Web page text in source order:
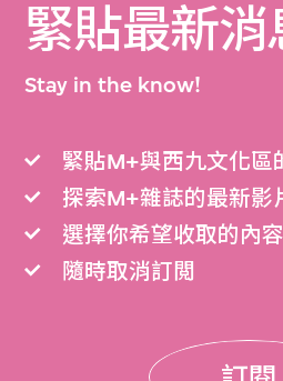
緊貼最新消
Stay in the know!
緊貼M+與西九文化區
探索M+雜誌的最新影
選擇你希望收取的內容
隨時取消訂閲